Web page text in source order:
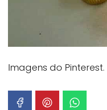
Imagens do Pinterest.